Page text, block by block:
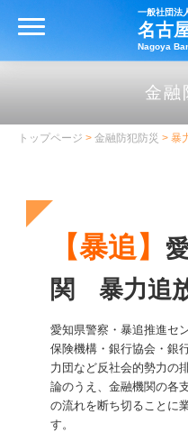
一般社団法
名古
Nagoya
沿革・アーカイブ
統計資料
銀行とりひき相談所
銀行とりひき相談所
よくあるご相談(FAQ)
金融
トップページ > 金融防犯防災 > 暴
【暴追】
関 暴力追
愛知県警察・暴追推進セ
保険機構・銀行協会・銀
力団など反社会的勢力の
論のうえ、金融機関の各
の流れを断ち切ることに
す。